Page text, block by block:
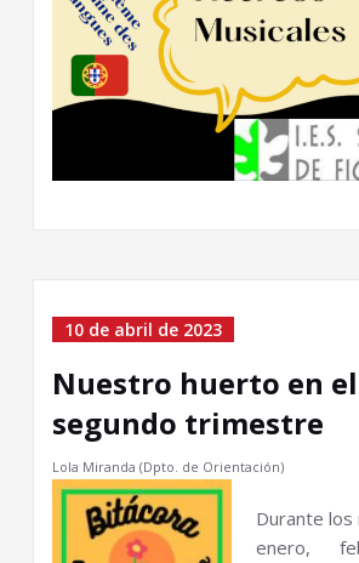
10 de abril de 2023
Nuestro huerto en el
segundo trimestre
Lola Miranda (Dpto. de Orientación)
Durante
enero,